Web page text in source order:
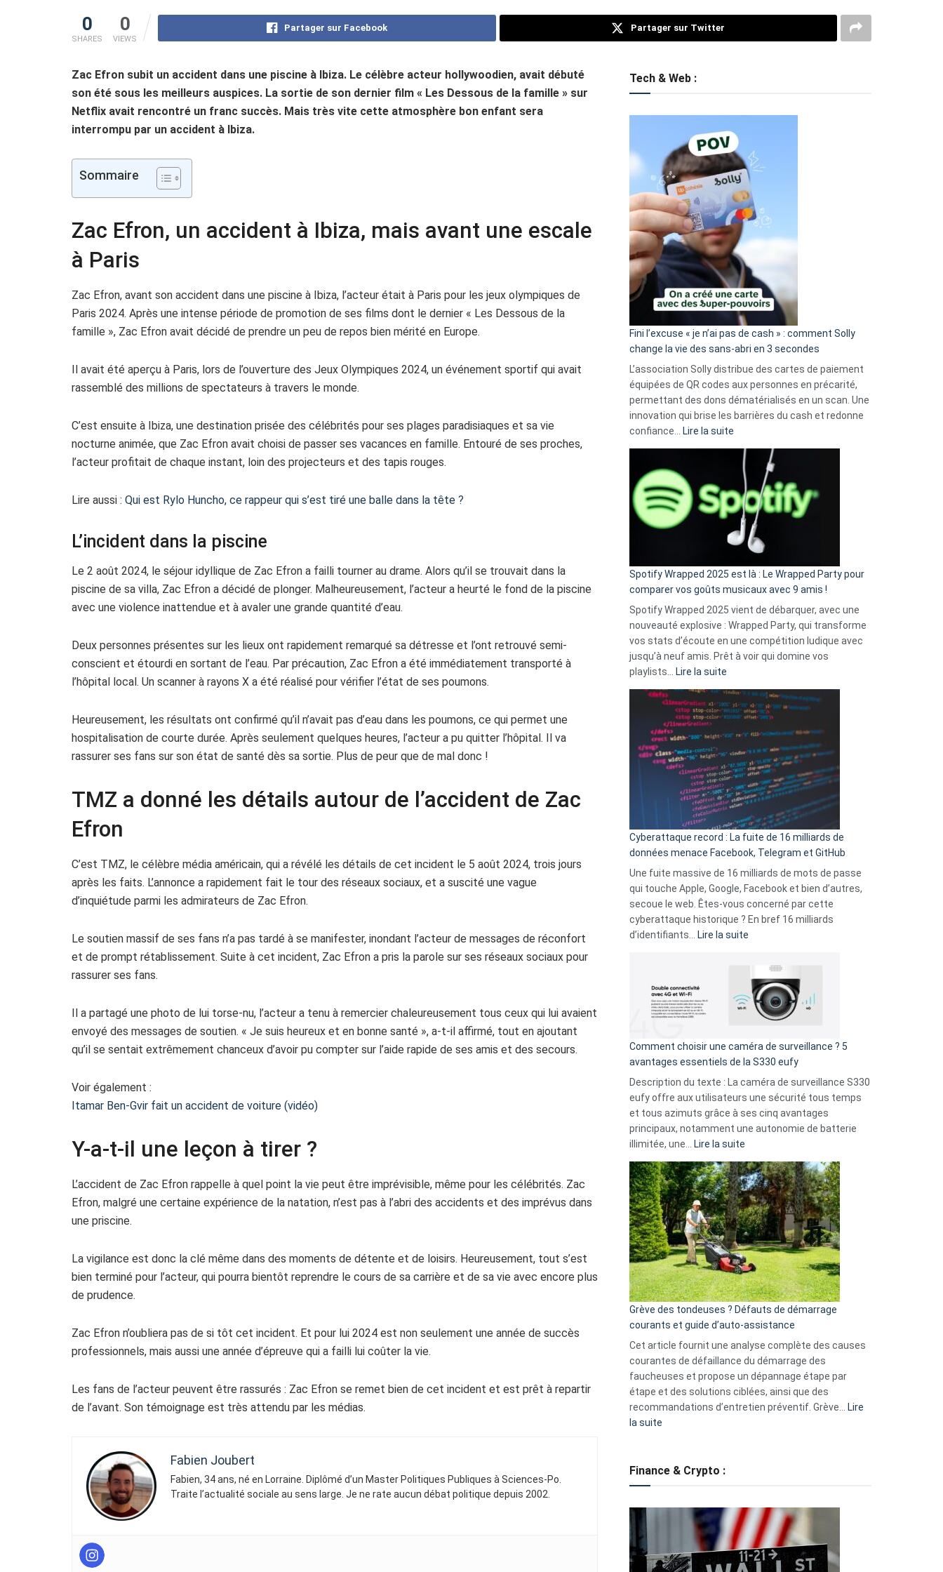
0
SHARES
0
VIEWS
Partager sur Facebook Partager sur Twitter
Zac Efron subit un accident dans une piscine à Ibiza. Le célèbre acteur hollywoodien, avait débuté
son été sous les meilleurs auspices. La sortie de son dernier film « Les Dessous de la famille » sur
Netflix avait rencontré un franc succès. Mais très vite cette atmosphère bon enfant sera
interrompu par un accident à Ibiza.
Sommaire
Zac Efron, un accident à Ibiza, mais avant une escale
à Paris
Zac Efron, avant son accident dans une piscine à Ibiza, l’acteur était à Paris pour les jeux olympiques de
Paris 2024. Après une intense période de promotion de ses films dont le dernier « Les Dessous de la
famille », Zac Efron avait décidé de prendre un peu de repos bien mérité en Europe.
Il avait été aperçu à Paris, lors de l’ouverture des Jeux Olympiques 2024, un événement sportif qui avait
rassemblé des millions de spectateurs à travers le monde.
C’est ensuite à Ibiza, une destination prisée des célébrités pour ses plages paradisiaques et sa vie
nocturne animée, que Zac Efron avait choisi de passer ses vacances en famille. Entouré de ses proches,
l’acteur profitait de chaque instant, loin des projecteurs et des tapis rouges.
Lire aussi : Qui est Rylo Huncho, ce rappeur qui s’est tiré une balle dans la tête ?
L’incident dans la piscine
Le 2 août 2024, le séjour idyllique de Zac Efron a failli tourner au drame. Alors qu’il se trouvait dans la
piscine de sa villa, Zac Efron a décidé de plonger. Malheureusement, l’acteur a heurté le fond de la piscine
avec une violence inattendue et à avaler une grande quantité d’eau.
Deux personnes présentes sur les lieux ont rapidement remarqué sa détresse et l’ont retrouvé semi-
conscient et étourdi en sortant de l’eau. Par précaution, Zac Efron a été immédiatement transporté à
l’hôpital local. Un scanner à rayons X a été réalisé pour vérifier l’état de ses poumons.
Heureusement, les résultats ont confirmé qu’il n’avait pas d’eau dans les poumons, ce qui permet une
hospitalisation de courte durée. Après seulement quelques heures, l’acteur a pu quitter l’hôpital. Il va
rassurer ses fans sur son état de santé dès sa sortie. Plus de peur que de mal donc !
TMZ a donné les détails autour de l’accident de Zac
Efron
C’est TMZ, le célèbre média américain, qui a révélé les détails de cet incident le 5 août 2024, trois jours
après les faits. L’annonce a rapidement fait le tour des réseaux sociaux, et a suscité une vague
d’inquiétude parmi les admirateurs de Zac Efron.
Le soutien massif de ses fans n’a pas tardé à se manifester, inondant l’acteur de messages de réconfort
et de prompt rétablissement. Suite à cet incident, Zac Efron a pris la parole sur ses réseaux sociaux pour
rassurer ses fans.
Il a partagé une photo de lui torse-nu, l’acteur a tenu à remercier chaleureusement tous ceux qui lui avaient
envoyé des messages de soutien. « Je suis heureux et en bonne santé », a-t-il affirmé, tout en ajoutant
qu’il se sentait extrêmement chanceux d’avoir pu compter sur l’aide rapide de ses amis et des secours.
Voir également :
Itamar Ben-Gvir fait un accident de voiture (vidéo)
Y-a-t-il une leçon à tirer ?
L’accident de Zac Efron rappelle à quel point la vie peut être imprévisible, même pour les célébrités. Zac
Efron, malgré une certaine expérience de la natation, n’est pas à l’abri des accidents et des imprévus dans
une priscine.
La vigilance est donc la clé même dans des moments de détente et de loisirs. Heureusement, tout s’est
bien terminé pour l’acteur, qui pourra bientôt reprendre le cours de sa carrière et de sa vie avec encore plus
de prudence.
Zac Efron n’oubliera pas de si tôt cet incident. Et pour lui 2024 est non seulement une année de succès
professionnels, mais aussi une année d’épreuve qui a failli lui coûter la vie.
Les fans de l’acteur peuvent être rassurés : Zac Efron se remet bien de cet incident et est prêt à repartir
de l’avant. Son témoignage est très attendu par les médias.
Fabien Joubert
Fabien, 34 ans, né en Lorraine. Diplômé d’un Master Politiques Publiques à Sciences-Po.
Traite l’actualité sociale au sens large. Je ne rate aucun débat politique depuis 2002.
Tech & Web :
Fini l’excuse « je n’ai pas de cash » : comment Solly
change la vie des sans-abri en 3 secondes
L’association Solly distribue des cartes de paiement
équipées de QR codes aux personnes en précarité,
permettant des dons dématérialisés en un scan. Une
innovation qui brise les barrières du cash et redonne
confiance… Lire la suite
Fini
l’excuse
je
n’ai
pas
de
cash
»
Solly
change
la
vie
sans-
abri
en
3
secondes
Spotify Wrapped 2025 est là : Le Wrapped Party pour
comparer vos goûts musicaux avec 9 amis !
Spotify Wrapped 2025 vient de débarquer, avec une
nouveauté explosive : Wrapped Party, qui transforme
vos stats d’écoute en une compétition ludique avec
jusqu’à neuf amis. Prêt à voir qui domine vos
playlists… Lire la suite
Spotify
Wrapped
2025
est
:
Le
Wrapped
Party
pour
comparer
vos
goûts
musicaux
avec
9
amis
Cyberattaque record : La fuite de 16 milliards de
données menace Facebook, Telegram et GitHub
Une fuite massive de 16 milliards de mots de passe
qui touche Apple, Google, Facebook et bien d’autres,
secoue le web. Êtes-vous concerné par cette
cyberattaque historique ? En bref 16 milliards
d’identifiants… Lire la suite
record
La
fuite
16
milliards
données
menace
Facebook,
Telegram
GitHub
Comment choisir une caméra de surveillance ? 5
avantages essentiels de la S330 eufy
Description du texte : La caméra de surveillance S330
eufy offre aux utilisateurs une sécurité tous temps
et tous azimuts grâce à ses cinq avantages
principaux, notamment une autonomie de batterie
illimitée, une… Lire la suite
Comment
choisir
une
caméra
de
surveillance
?
5
avantages
essentiels
de
la
S330
eufy
Grève des tondeuses ? Défauts de démarrage
courants et guide d’auto-assistance
Cet article fournit une analyse complète des causes
courantes de défaillance du démarrage des
faucheuses et propose un dépannage étape par
étape et des solutions ciblées, ainsi que des
recommandations d’entretien préventif. Grève… Lire
la suite
tondeuses
démarrage
courants
et
Finance & Crypto :